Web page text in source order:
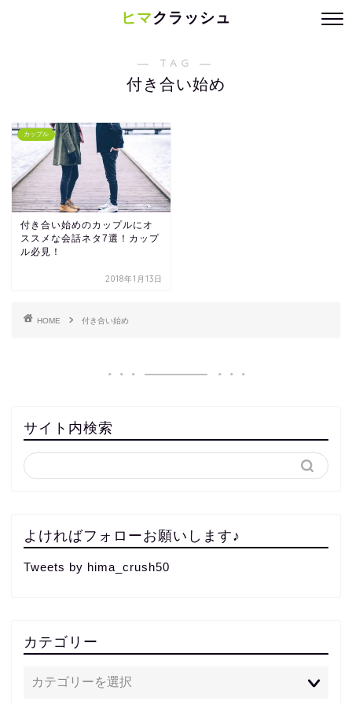
ヒマクラッシュ
― TAG ―
付き合い始め
カップル
付き合い始めのカップルにオ
ススメな会話ネタ7選！カップ
ル必見！
2018年1月13日
HOME 付き合い始め
サイト内検索
よければフォローお願いします♪
Tweets by hima_crush50
カテゴリー